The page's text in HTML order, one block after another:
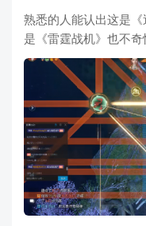
熟悉的人能认出这是
是《雷霆战机》也不奇